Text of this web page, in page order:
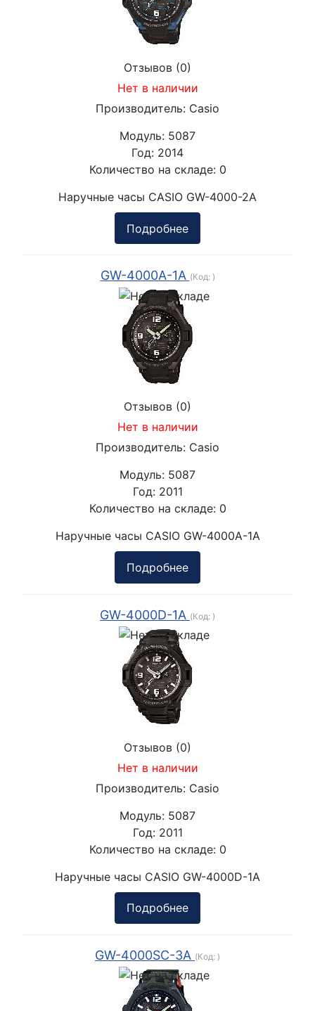
Отзывов (0)
Нет в наличии
Производитель: Casio
Модуль: 5087
Год: 2014
Количество на складе: 0
Наручные часы CASIO GW-4000-2A
Подробнее
GW-4000A-1A (Код: )
Отзывов (0)
Нет в наличии
Производитель: Casio
Модуль: 5087
Год: 2011
Количество на складе: 0
Наручные часы CASIO GW-4000A-1A
Подробнее
GW-4000D-1A (Код: )
Отзывов (0)
Нет в наличии
Производитель: Casio
Модуль: 5087
Год: 2011
Количество на складе: 0
Наручные часы CASIO GW-4000D-1A
Подробнее
GW-4000SC-3A (Код: )